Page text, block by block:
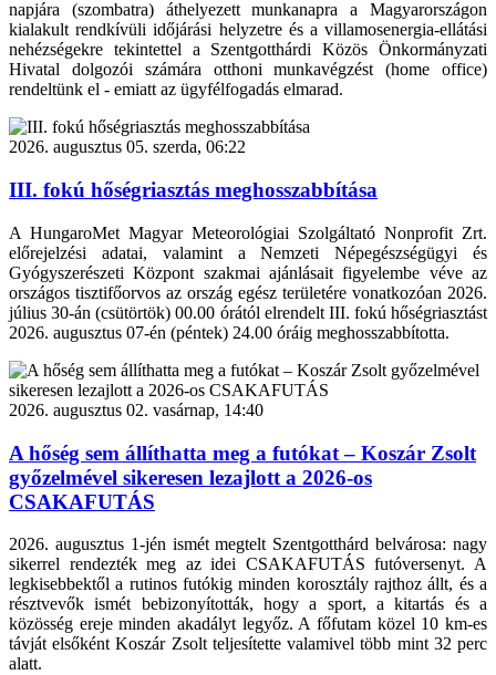
napjára (szombatra) áthelyezett munkanapra a Magyarországon
kialakult rendkívüli időjárási helyzetre és a villamosenergia-ellátási
nehézségekre tekintettel a Szentgotthárdi Közös Önkormányzati
Hivatal dolgozói számára otthoni munkavégzést (home office)
rendeltünk el - emiatt az ügyfélfogadás elmarad.
2026. augusztus 05. szerda, 06:22
III. fokú hőségriasztás meghosszabbítása
A HungaroMet Magyar Meteorológiai Szolgáltató Nonprofit Zrt.
előrejelzési adatai, valamint a Nemzeti Népegészségügyi és
Gyógyszerészeti Központ szakmai ajánlásait figyelembe véve az
országos tisztifőorvos az ország egész területére vonatkozóan 2026.
július 30-án (csütörtök) 00.00 órától elrendelt III. fokú hőségriasztást
2026. augusztus 07-én (péntek) 24.00 óráig meghosszabbította.
2026. augusztus 02. vasárnap, 14:40
A hőség sem állíthatta meg a futókat – Koszár Zsolt
győzelmével sikeresen lezajlott a 2026-os
CSAKAFUTÁS
2026. augusztus 1-jén ismét megtelt Szentgotthárd belvárosa: nagy
sikerrel rendezték meg az idei CSAKAFUTÁS futóversenyt. A
legkisebbektől a rutinos futókig minden korosztály rajthoz állt, és a
résztvevők ismét bebizonyították, hogy a sport, a kitartás és a
közösség ereje minden akadályt legyőz. A főfutam közel 10 km-es
távját elsőként Koszár Zsolt teljesítette valamivel több mint 32 perc
alatt.